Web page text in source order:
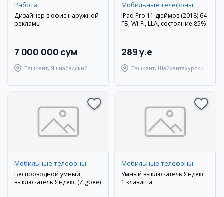
Работа
Дизайнер в офис наружной
рекламы
7 000 000 сум
Ташкент, Яшнабадский
Мобильные телефоны
iPad Pro 11 дюймов (2018) 64
ГБ, Wi-Fi, LLA, состояние 85%
289 y.e
Ташкент, Шайхантахурский
Мобильные телефоны
Беспроводной умный
выключатель Яндекс (Zigbee)
Мобильные телефоны
Умный выключатель Яндекс
1 клавиша